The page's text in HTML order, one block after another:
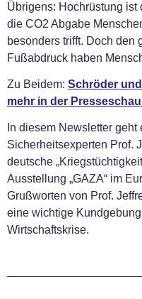
Übrigens: Hochrüstung ist
die CO2 Abgabe
besonders trifft. Doch den
Fußabdruck haben
Zu Beidem: Schröder
mehr in der
In diesem Newsletter
Sicherheitsexperten Prof.
deutsche
Ausstellung „GAZA“ im
Grußworten von Prof.
eine wichtige
Wirtschaftskrise.